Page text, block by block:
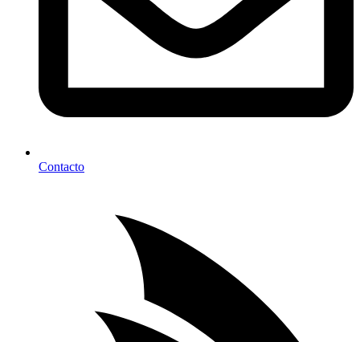
Contacto